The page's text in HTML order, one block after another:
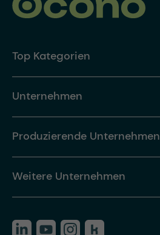
Top Kategorien
Unternehmen
Produzierende Unternehmen
Weitere Unternehmen